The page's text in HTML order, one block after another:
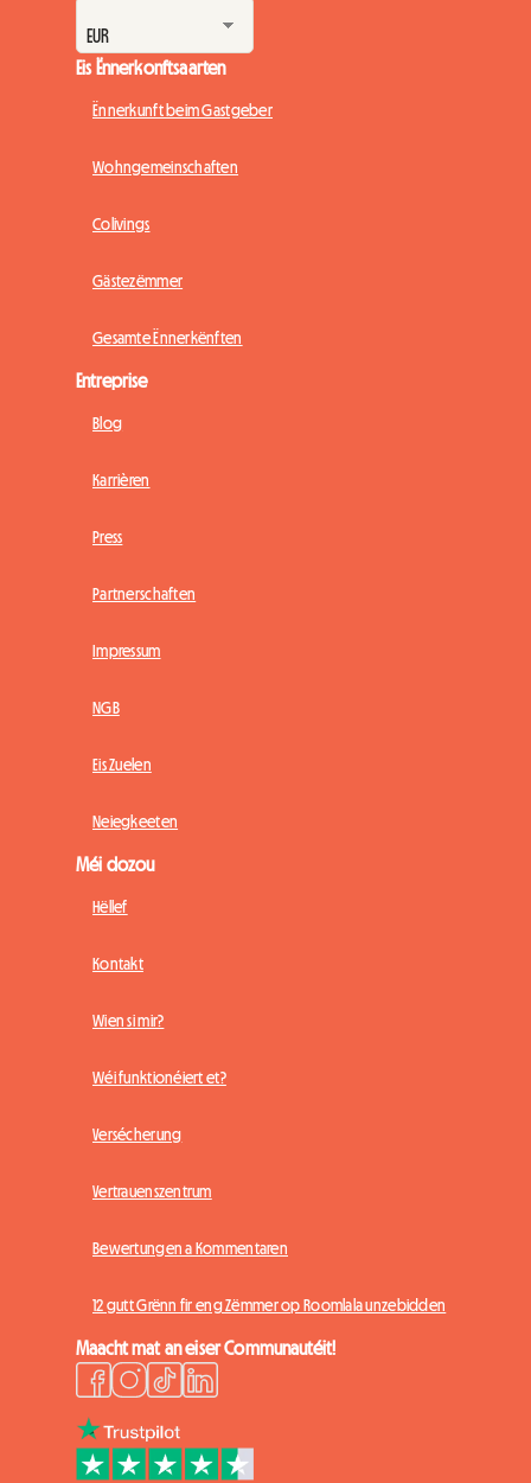
Eis Ënnerkonftsaarten
Ënnerkunft beim Gastgeber
Wohngemeinschaften
Colivings
Gästezëmmer
Gesamte Ënnerkënften
Entreprise
Blog
Karrièren
Press
Partnerschaften
Impressum
NGB
Eis Zuelen
Neiegkeeten
Méi dozou
Hëllef
Kontakt
Wien si mir?
Wéi funktionéiert et?
Versécherung
Vertrauenszentrum
Bewertungen a Kommentaren
12 gutt Grënn fir eng Zëmmer op Roomlala unzebidden
Maacht mat an eiser Communautéit!